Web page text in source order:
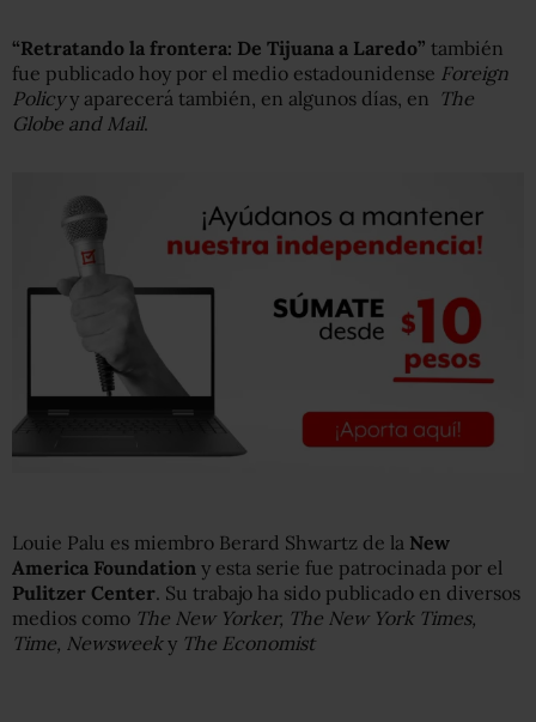
“Retratando la frontera: De Tijuana a Laredo” también
fue publicado hoy por el medio estadounidense Foreign
Policyy aparecerá también, en algunos días, en The
Globe and Mail.
Louie Palu es miembro Berard Shwartz de la New
America Foundation y esta serie fue patrocinada por el
Pulitzer Center. Su trabajo ha sido publicado en diversos
medios como The New Yorker, The New York Times,
Time, Newsweeky The Economist